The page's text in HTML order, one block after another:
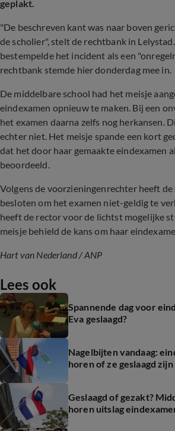
geplakt.
"De beschreven kant was naar boven
de scholier", stelt de rechtbank in
bestempelde het incident als een
rechtbank stemde hier donderdag mee in.
De middelbare school had het meisje
eindexamen opnieuw te maken. Bij een
het examen daarna zelfs nog herkansen.
echter niet. Het meisje spande een kort
dat het door haar gemaakte eindexamen
beoordeeld.
Volgens de voorzieningenrechter heeft
besloten om het examen niet-geldig te
heeft de rector voor de lichtst mogelijke
meisje behield de kans om haar
Hart van Nederland / ANP
Lees ook
Spannende dag voor
Eva geslaagd?
Nagelbijten vandaag:
horen of ze geslaagd zijn
Geslaagd of gezakt?
horen uitslag